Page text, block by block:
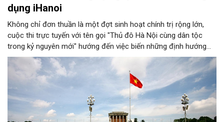
dụng iHanoi
Không chỉ đơn thuần là một đợt sinh hoạt chính trị rộng lớn,
cuộc thi trực tuyến với tên gọi "Thủ đô Hà Nội cùng dân tộc
trong kỷ nguyên mới" hướng đến việc biến những định hướng
chiến lược trong Nghị quyết số 02-NQ/TW của Bộ Chính trị
thành niềm tin, thành nhận thức chung của mỗi người dân.